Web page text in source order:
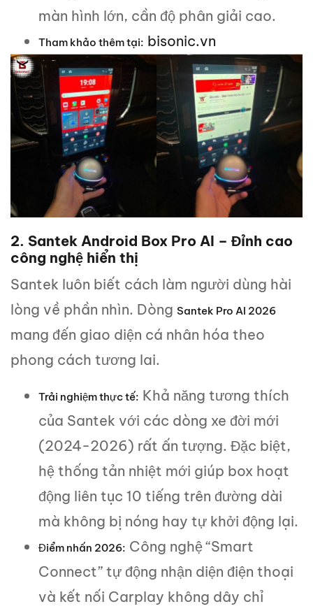
màn hình lớn, cần độ phân giải cao.
Tham khảo thêm tại: bisonic.vn
2. Santek Android Box Pro AI – Đỉnh cao
công nghệ hiển thị
Santek luôn biết cách làm người dùng hài
lòng về phần nhìn. Dòng Santek Pro AI 2026
mang đến giao diện cá nhân hóa theo
phong cách tương lai.
Trải nghiệm thực tế: Khả năng tương thích
của Santek với các dòng xe đời mới
(2024-2026) rất ấn tượng. Đặc biệt,
hệ thống tản nhiệt mới giúp box hoạt
động liên tục 10 tiếng trên đường dài
mà không bị nóng hay tự khởi động lại.
Điểm nhấn 2026: Công nghệ “Smart
Connect” tự động nhận diện điện thoại
và kết nối Carplay không dây chỉ